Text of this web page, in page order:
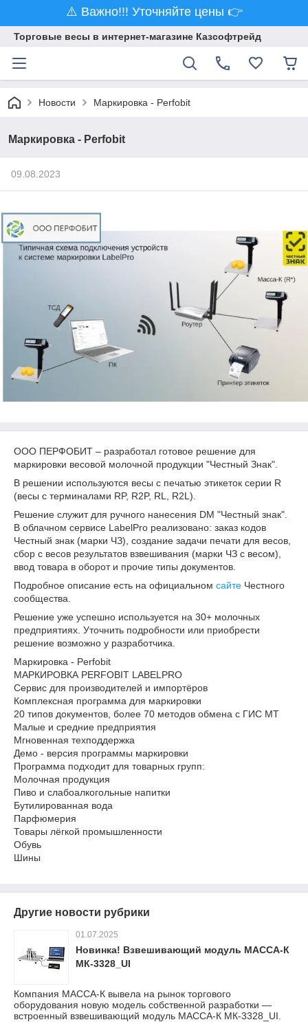
⚠️ Важно!!! Уточняйте цены 👉
Торговые весы в интернет-магазине Казсофтрейд
Новости Маркировка - Perfobit
Маркировка - Perfobit
09.08.2023
ООО ПЕРФОБИТ – разработал готовое решение для
маркировки весовой молочной продукции "Честный Знак".
В решении используются весы с печатью этикеток серии R
(весы с терминалами RP, R2P, RL, R2L).
Решение служит для ручного нанесения DM "Честный знак".
В облачном сервисе LabelPro реализовано: заказ кодов
Честный знак (марки ЧЗ), создание задачи печати для весов,
сбор с весов результатов взвешивания (марки ЧЗ с весом),
ввод товара в оборот и прочие типы документов.
Подробное описание есть на официальном сайте Честного
сообщества.
Решение уже успешно используется на 30+ молочных
предприятиях. Уточнить подробности или приобрести
решение возможно у разработчика.
Маркировка - Perfobit
МАРКИРОВКА PERFOBIT LABELPRO
Сервис для производителей и импортёров
Комплексная программа для маркировки
20 типов документов, более 70 методов обмена с ГИС МТ
Малые и средние предприятия
Мгновенная техподдержка
Демо - версия программы маркировки
Программа подходит для товарных групп:
Молочная продукция
Пиво и слабоалкогольные напитки
Бутилированная вода
Парфюмерия
Товары лёгкой промышленности
Обувь
Шины
Другие новости рубрики
01.07.2025
Новинка! Взвешивающий модуль МАССА-К
МК-3328_UI
Компания МАССА-К вывела на рынок торгового
оборудования новую модель собственной разработки —
встроенный взвешивающий модуль МАССА-К МК-3328_UI.